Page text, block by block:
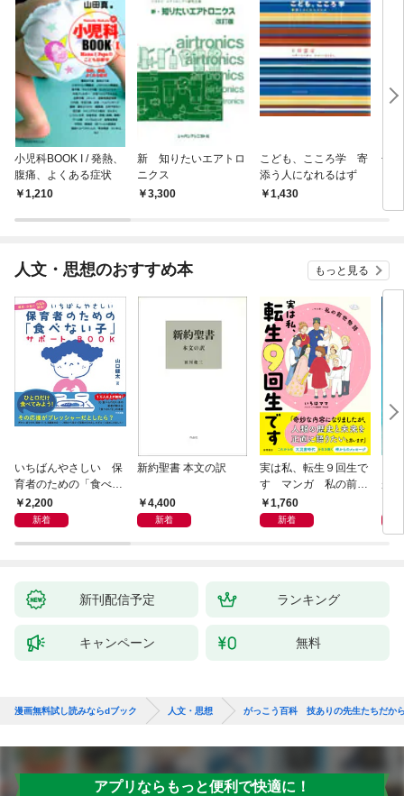
小児科BOOK I / 発熱、
腹痛、よくある症状
1,210
新 知りたいエアトロ
ニクス
3,300
こども、こころ学 寄
添う人になれるはず
1,430
子
力
人文・思想のおすすめ本 もっと見る
いちばんやさしい 保
育者のための「食べな
い子」サポートＢＯＯ
Ｋ 偏食・少食のお悩
2,200
新着
新約聖書 本文の訳
4,400
新着
実は私、転生９回生で
す マンガ 私の前世
物語1,760
新着
が
新刊配信予定 ランキング
キャンペーン 無料
漫画無料試し読みならdブック 人文・思想 がっこう百科 技ありの先生たちだか
アプリならもっと便利で快適に！